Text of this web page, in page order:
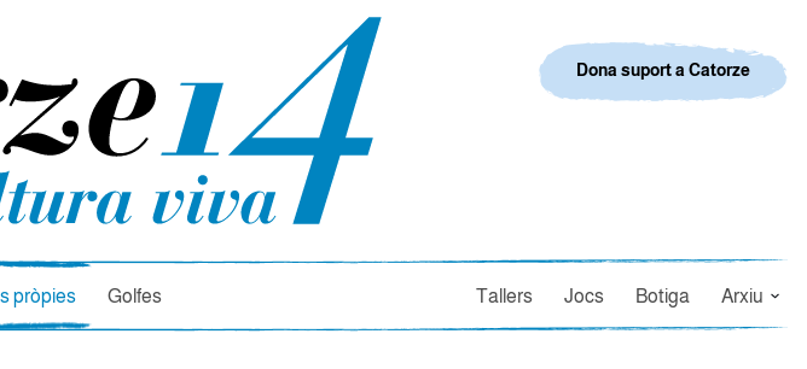
pròpies Golfes Tallers Jocs Botiga Arxiu
Dona suport a Catorze